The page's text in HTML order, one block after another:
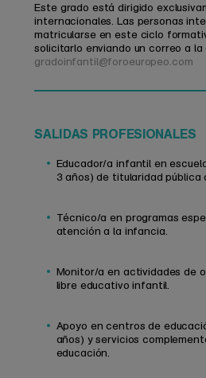
Este grado está dirigido
internacionales. Las personas
matricularse en este ciclo
solicitarlo enviando un correo a la
gradoinfantil@foroeuropeo.com
SALIDAS PROFESIONALES
Educador/a infantil en
3 años) de titularidad pública
Técnico/a en programas
atención a la infancia.
Monitor/a en actividades de
libre educativo infantil.
Apoyo en centros de
años) y servicios
educación.